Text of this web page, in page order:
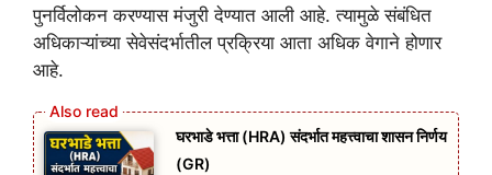
पुनर्विलोकन करण्यास मंजुरी देण्यात आली आहे. त्यामुळे संबंधित
अधिकाऱ्यांच्या सेवेसंदर्भातील प्रक्रिया आता अधिक वेगाने होणार
आहे.
घरभाडे भत्ता (HRA) संदर्भात महत्त्वाचा शासन निर्णय
(GR)